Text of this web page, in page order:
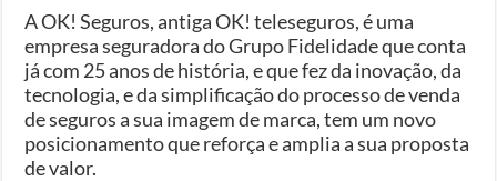
A OK! Seguros, antiga OK! teleseguros, é uma
empresa seguradora do Grupo Fidelidade que conta
já com 25 anos de história, e que fez da inovação, da
tecnologia, e da simplificação do processo de venda
de seguros a sua imagem de marca, tem um novo
posicionamento que reforça e amplia a sua proposta
de valor.